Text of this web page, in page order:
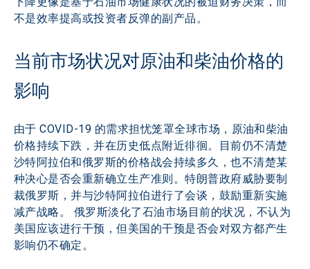
不是效率提高或投资者反弹的副产品。
当前市场状况对原油和柴油价格的
影响
由于 COVID-19 的需求担忧笼罩全球市场，原油和柴油
价格持续下跌，并在历史低点附近徘徊。目前仍不清楚
沙特阿拉伯和俄罗斯的价格战会持续多久，也不清楚某
种决心是否会重新确立生产准则。特朗普政府威胁要制
裁俄罗斯，并与沙特阿拉伯进行了会谈，鼓励重新实施
减产战略。 俄罗斯淡化了石油市场目前的状况，不认为
美国应该进行干预，但美国的干预是否会对双方都产生
影响仍不确定。